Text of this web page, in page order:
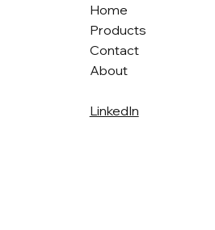
Home
Products
Contact
About
LinkedIn